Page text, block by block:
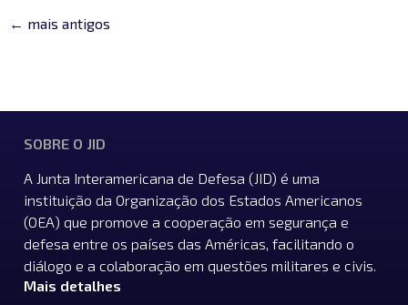
← mais antigos
SOBRE O JID
A Junta Interamericana de Defesa (JID) é uma
instituição da Organização dos Estados Americanos
(OEA) que promove a cooperação em segurança e
defesa entre os países das Américas, facilitando o
diálogo e a colaboração em questões militares e civis.
Mais detalhes